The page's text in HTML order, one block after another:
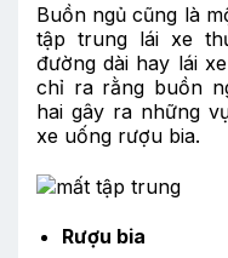
Buồn ngủ cũng là
tập trung lái xe
đường dài hay lái
chỉ ra rằng buồn
hai gây ra những
xe uống rượu bia.
Rượu bia